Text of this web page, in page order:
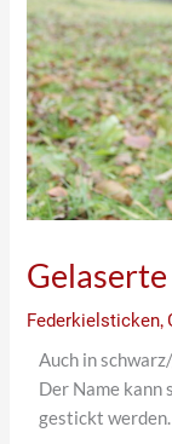
Federkielsticken,
Auch in
Der Name kann
gestickt werden.